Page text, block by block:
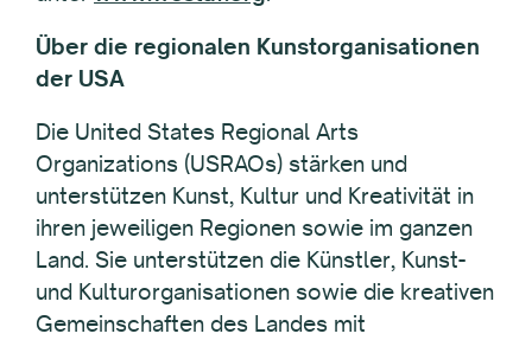
Über die regionalen Kunstorganisationen
der USA
Die United States Regional Arts
Organizations (USRAOs) stärken und
unterstützen Kunst, Kultur und Kreativität in
ihren jeweiligen Regionen sowie im ganzen
Land. Sie unterstützen die Künstler, Kunst-
und Kulturorganisationen sowie die kreativen
Gemeinschaften des Landes mit